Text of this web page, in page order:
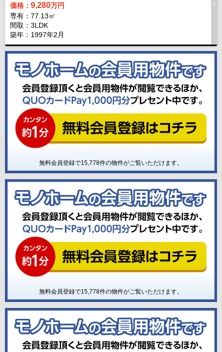
価格： 9,280万円
専有：77.13㎡
間取：3LDK
築年：1997年2月
無料会員登録で15,778件の物件がご覧いただけます。
無料会員登録で15,778件の物件がご覧いただけます。